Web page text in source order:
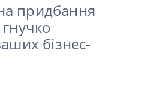
придбання
бізнес-